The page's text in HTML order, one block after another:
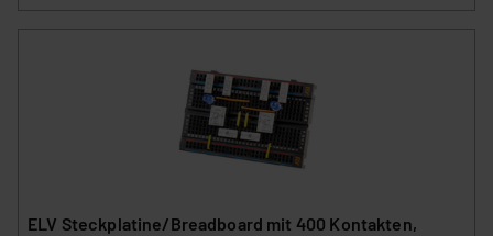
ELV Steckplatine/Breadboard mit 400 Kontakten,